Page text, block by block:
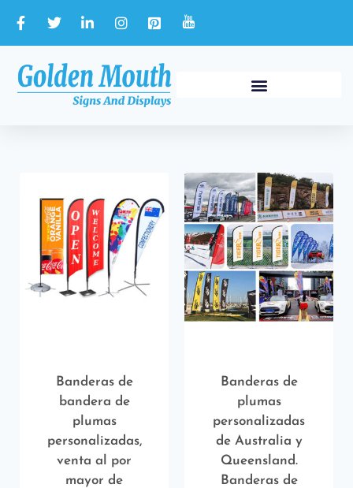
Banderas de
bandera de
plumas
personalizadas,
venta al por
mayor de
Banderas de
plumas
personalizadas
de Australia y
Queensland.
Banderas de